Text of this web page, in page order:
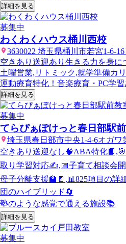
詳細を見る
募集中
わくわくハウス桶川西校
3630022 埼玉県桶川市若宮1-6-
空きあり 送迎あり 生きる力を身に
土曜営業,リトミック,就学準備カ
運動療育特化！音楽療育・PC学習
詳細を見る
募集中
てらぴぁぽけっと春日部駅
埼玉県春日部市中央1-4-6オガワ
空きあり 送迎なし 🧠ABA特化
取り学習対応✍️,📅子育て相談会
母子分離支援🏫🚪,📊825項目の詳
団のハイブリッド🔄
塾のような感覚で通える施設📚
詳細を見る
募集中